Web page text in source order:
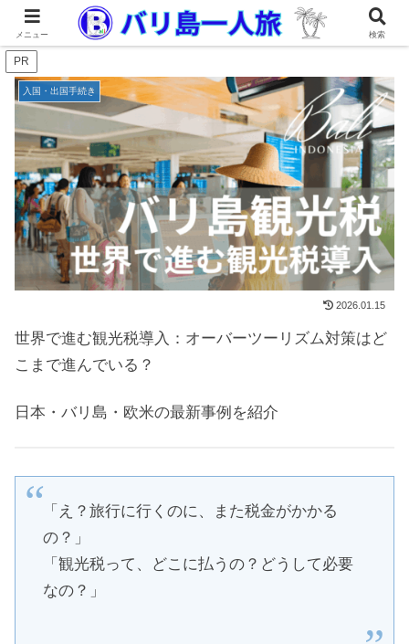
PR
入国・出国手続き
2026.01.15
世界で進む観光税導入：オーバーツーリズム対策はど
こまで進んでいる？
日本・バリ島・欧米の最新事例を紹介
「え？旅行に行くのに、また税金がかかる
の？」
「観光税って、どこに払うの？どうして必要
なの？」
メニュー 検索